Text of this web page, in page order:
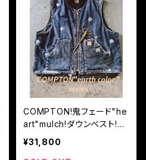
COMPTON!鬼フェード"he
art"mulch!ダウンベスト!X
XL
¥31,800